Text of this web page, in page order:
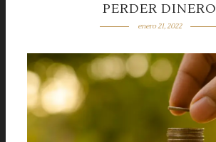
PERDER DINERO
enero 21, 2022